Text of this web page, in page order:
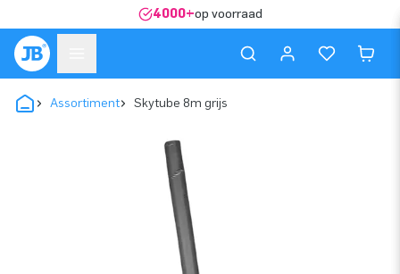
4000+op voorraad
Assortiment Skytube 8m grijs